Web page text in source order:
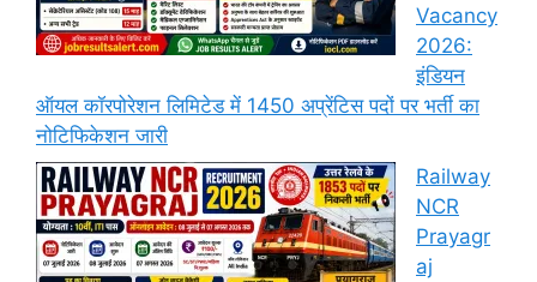
Vacancy
2026:
इंडियन
ऑयल कॉरपोरेशन लिमिटेड में 1450 अप्रेंटिस पदों पर भर्ती का
नोटिफिकेशन जारी
Railway
NCR
Prayagr
aj